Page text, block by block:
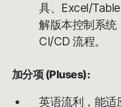
具、Excel/
解版本控制系
CI/CD 流程。
加分项 (Pluses):
英语流利，能适